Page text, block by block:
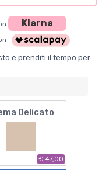
Klarna
e prenditi il tempo per
Delicato
€ 47,00